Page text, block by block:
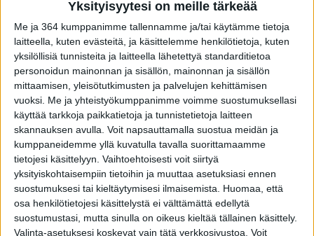
Yksityisyytesi on meille tärkeää
Me ja 364 kumppanimme tallennamme ja/tai käytämme tietoja
laitteella, kuten evästeitä, ja käsittelemme henkilötietoja, kuten
yksilöllisiä tunnisteita ja laitteella lähetettyä standarditietoa
personoidun mainonnan ja sisällön, mainonnan ja sisällön
mittaamisen, yleisötutkimusten ja palvelujen kehittämisen
vuoksi. Me ja yhteistyökumppanimme voimme suostumuksellasi
käyttää tarkkoja paikkatietoja ja tunnistetietoja laitteen
skannauksen avulla. Voit napsauttamalla suostua meidän ja
kumppaneidemme yllä kuvatulla tavalla suorittamaamme
tietojesi käsittelyyn. Vaihtoehtoisesti voit siirtyä
yksityiskohtaisempiin tietoihin ja muuttaa asetuksiasi ennen
suostumuksesi tai kieltäytymisesi ilmaisemista.
Huomaa, että
osa henkilötietojesi käsittelystä ei välttämättä edellytä
suostumustasi, mutta sinulla on oikeus kieltää tällainen käsittely.
Valinta-asetuksesi koskevat vain tätä verkkosivustoa. Voit
Ulko-ovi Loft A2
Modernin elegantti ulko-ovi Loft A2 tekee yksinkertaisesta
kaunista. Oven tyylikkään ilmeen viimeistelevät neljä
ovilehden sileään pintaan upotettua anodisoidusta
alumiinista valmistettua koristelistaa.
Piilosaranointi on ainutlaatuinen lisävarusteominaisuus
Tiivin ulko-ovissa. Oven rakenteen sisään upotetut saranat
tukevat ovea juuri oikeista kohdista. Piilosaranoinnin
ansiosta ulko-ovesi pysyy ryhdikkäästi paikallaan ja ovi on
aina kevyt ja vaivaton avata sekä sulkea.